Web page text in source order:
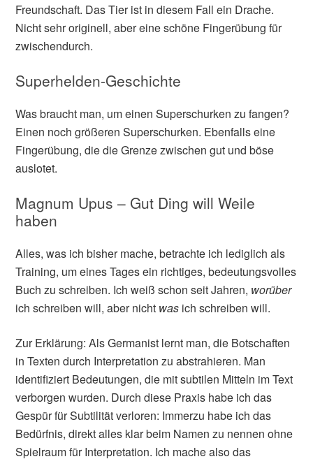
Freundschaft. Das Tier ist in diesem Fall ein Drache.
Nicht sehr originell, aber eine schöne Fingerübung für
zwischendurch.
Superhelden-Geschichte
Was braucht man, um einen Superschurken zu fangen?
Einen noch größeren Superschurken. Ebenfalls eine
Fingerübung, die die Grenze zwischen gut und böse
auslotet.
Magnum Upus – Gut Ding will Weile
haben
Alles, was ich bisher mache, betrachte ich lediglich als
Training, um eines Tages ein richtiges, bedeutungsvolles
Buch zu schreiben. Ich weiß schon seit Jahren, worüber
ich schreiben will, aber nicht was ich schreiben will.
Zur Erklärung: Als Germanist lernt man, die Botschaften
in Texten durch Interpretation zu abstrahieren. Man
identifiziert Bedeutungen, die mit subtilen Mitteln im Text
verborgen wurden. Durch diese Praxis habe ich das
Gespür für Subtilität verloren: Immerzu habe ich das
Bedürfnis, direkt alles klar beim Namen zu nennen ohne
Spielraum für Interpretation. Ich mache also das